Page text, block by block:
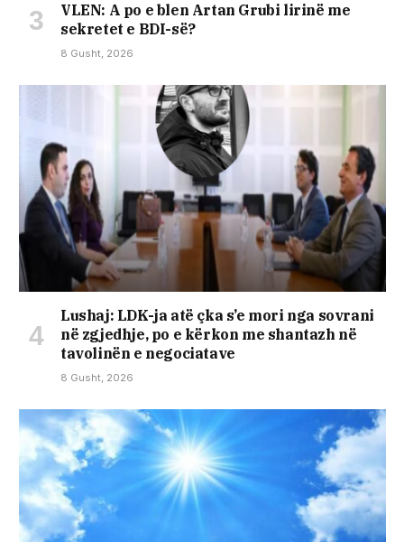
VLEN: A po e blen Artan Grubi lirinë me
sekretet e BDI-së?
8 Gusht, 2026
Lushaj: LDK-ja atë çka s’e mori nga sovrani
në zgjedhje, po e kërkon me shantazh në
tavolinën e negociatave
8 Gusht, 2026